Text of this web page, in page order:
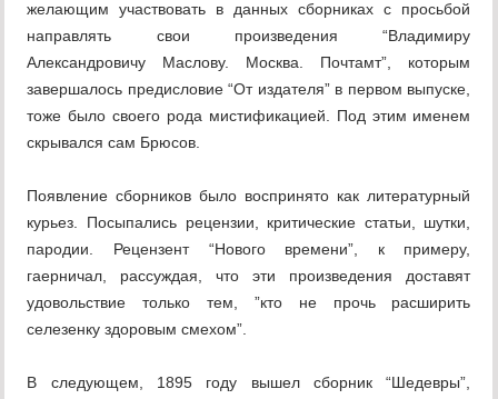
желающим участвовать в данных сборниках с просьбой
направлять свои произведения “Владимиру
Александровичу Маслову. Москва. Почтамт”, которым
завершалось предисловие “От издателя” в первом выпуске,
тоже было своего рода мистификацией. Под этим именем
скрывался сам Брюсов.
Появление сборников было воспринято как литературный
курьез. Посыпались рецензии, критические статьи, шутки,
пародии. Рецензент “Нового времени”, к примеру,
гаерничал, рассуждая, что эти произведения доставят
удовольствие только тем, ”кто не прочь расширить
селезенку здоровым смехом”.
В следующем, 1895 году вышел сборник “Шедевры”,